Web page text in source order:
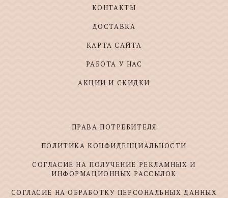
КОНТАКТЫ
ДОСТАВКА
КАРТА САЙТА
РАБОТА У НАС
АКЦИИ И СКИДКИ
ПРАВА ПОТРЕБИТЕЛЯ
ПОЛИТИКА КОНФИДЕНЦИАЛЬНОСТИ
СОГЛАСИЕ НА ПОЛУЧЕНИЕ РЕКЛАМНЫХ И
ИНФОРМАЦИОННЫХ РАССЫЛОК
СОГЛАСИЕ НА ОБРАБОТКУ ПЕРСОНАЛЬНЫХ ДАННЫХ